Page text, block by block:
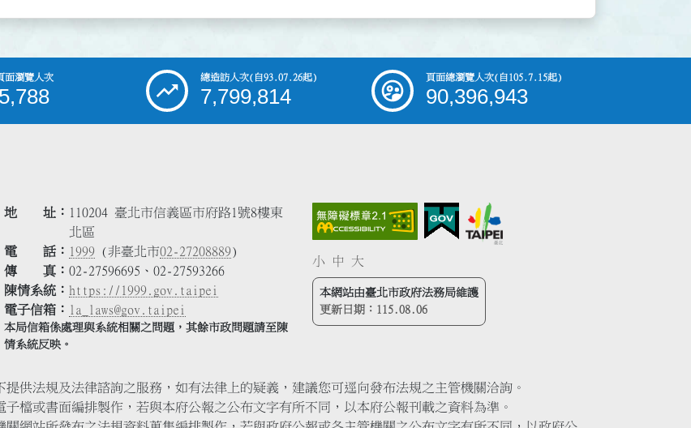
面瀏覽人次 總造訪人次(自93.07.26起)
7,799,814
頁面總瀏覽人次(自105.7.15起)
90,396,943
地 址
110204 臺北市信義區市府路1號8樓東
北區
電 話
1999 (非臺北市02-27208889)
傳 真
02-27596695、02-27593266
陳情系統
https://1999.gov.taipei
電子信箱
la_laws@gov.taipei
本局信箱係處理與系統相關之問題，其餘市政問題請至陳
情系統反映。
小 中 大
本網站由臺北市政府法務局維護
更新日期： 115.08.06
供法規及法律諮詢之服務，如有法律上的疑義，建議您可逕向發布法規之主管機關洽詢。
檔或書面編排製作，若與本府公報之公布文字有所不同，以本府公報刊載之資料為準。